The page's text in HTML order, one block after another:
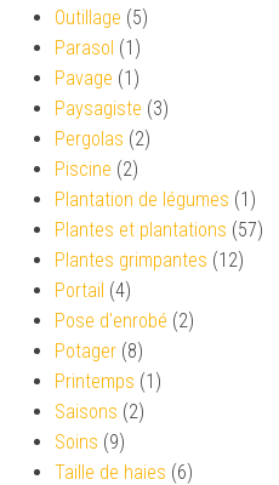
Outillage (5)
Parasol (1)
Pavage (1)
Paysagiste (3)
Pergolas (2)
Piscine (2)
Plantation de légumes (1)
Plantes et plantations (57)
Plantes grimpantes (12)
Portail (4)
Pose d'enrobé (2)
Potager (8)
Printemps (1)
Saisons (2)
Soins (9)
Taille de haies (6)